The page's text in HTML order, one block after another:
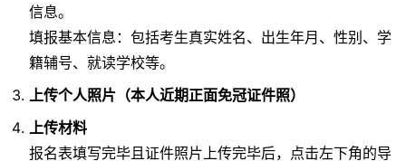
信息。
填报基本信息：包括考生真实姓名、出生年月、性别、学
籍辅号、就读学校等。
上传个人照片（本人近期正面免冠证件照）
上传材料
报名表填写完毕且证件照片上传完毕后，点击左下角的导